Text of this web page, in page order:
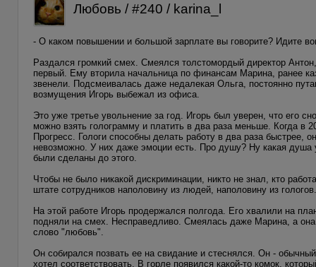
Любовь / #240 / karina_l
- О каком повышении и большой зарплате вы говорите? Идите
Раздался громкий смех. Смеялся толстомордый директор
первый. Ему вторила начальница по финансам Марина, ранее
звенели. Подсмеивалась даже недалекая Ольга, постоянно
возмущения Игорь выбежал из офиса.
Это уже третье увольнение за год. Игорь был уверен, что его
можно взять голограмму и платить в два раза меньше. Когда в
Прогресс. Гологи способны делать работу в два раза быстрее,
невозможно. У них даже эмоции есть. Про душу? Ну какая душа
были сделаны до этого.
Чтобы не было никакой дискриминации, никто не знал, кто
штате сотрудников наполовину из людей, наполовину из
На этой работе Игорь продержался полгода. Его хвалили на
подняли на смех. Несправедливо. Смеялась даже Марина, а
слово "любовь".
Он собирался позвать ее на свидание и стеснялся. Он -
хотел соответствовать. В горле появился какой-то комок,